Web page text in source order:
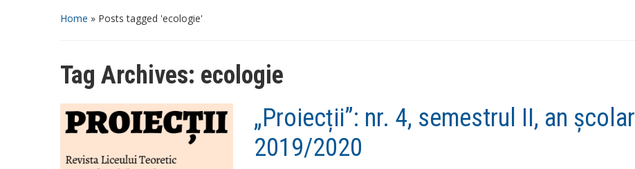
Home » Posts tagged 'ecologie'
Tag Archives: ecologie
„Proiecții”: nr. 4, semestrul II, an școlar
2019/2020